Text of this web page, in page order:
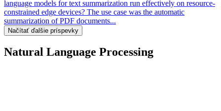
language models for text summarization run effectively on resource-
constrained edge devices? The use case was the automatic
summarization of PDF documents...
Načítať ďalšie príspevky
Natural Language Processing